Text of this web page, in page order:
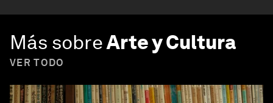
Más sobreArte y Cultura
VER TODO